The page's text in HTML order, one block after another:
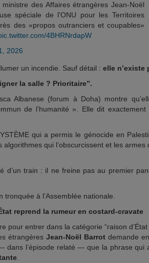
des Affaires étrangères Jean-Noël
spéciale de l'ONU pour les Territoires
des «propos outranciers et coupables»
4BHRNrdapW
2026
un incendie. Sauf détail : elle n’existe
la salle ? Prioritaire”.
Albanese (forum à Doha) montre
de l’humanité ». Elle dit exactement
qui a permis le génocide en
qui l’obscurcissent et les armes
d’un train : il ne freine pas au premier
tronquée à l’Assemblée nationale.
reprend la rumeur en costard-cravate
pour entrer dans la catégorie “raison
étrangères Jean-Noël Barrotdemande
dans l’épisode relaté — que la phrase qui